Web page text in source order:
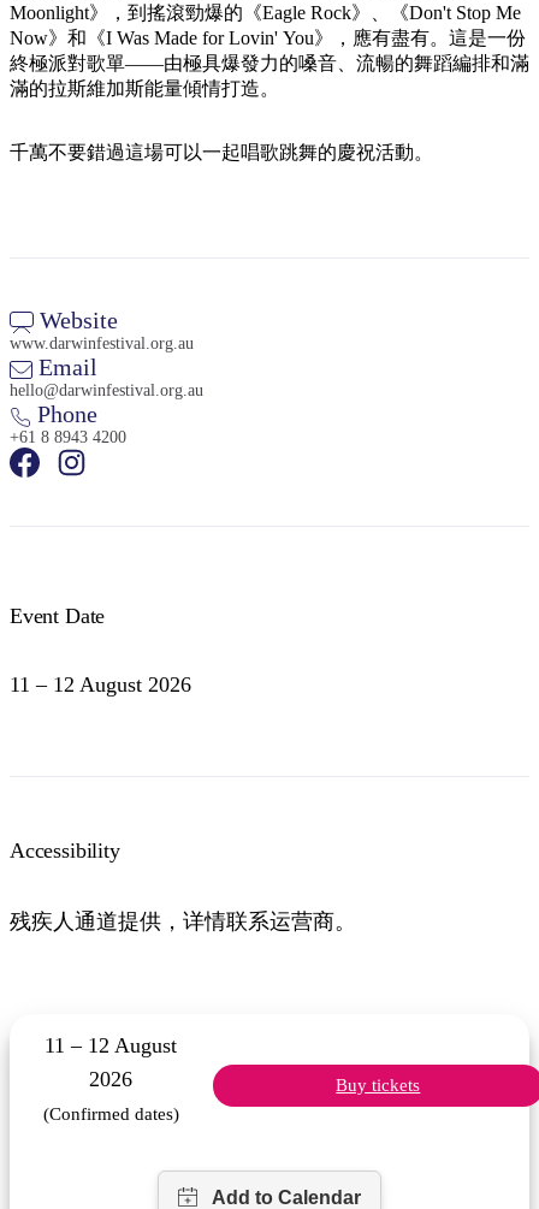
尋:
Moonlight》，到搖滾勁爆的《Eagle Rock》、《Don't Stop Me
Now》和《I Was Made for Lovin' You》，應有盡有。這是一份
終極派對歌單——由極具爆發力的嗓音、流暢的舞蹈編排和滿
滿的拉斯維加斯能量傾情打造。
千萬不要錯過這場可以一起唱歌跳舞的慶祝活動。
Website
www.darwinfestival.org.au
Email
hello@darwinfestival.org.au
Phone
+61 8 8943 4200
Event Date
11 – 12 August 2026
Accessibility
残疾人通道提供，详情联系运营商。
11 – 12 August
2026
(Confirmed dates)
Buy tickets